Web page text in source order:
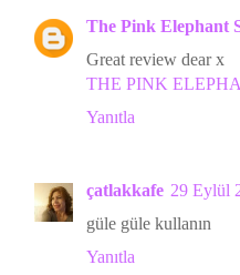
The Pink Elephant
Great review dear x
THE PINK
Yanıtla
çatlakkafe 29 Eylül
güle güle kullanın
Yanıtla